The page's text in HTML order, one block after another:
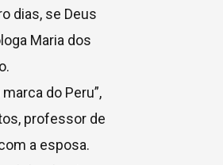
dias, se Deus
Maria dos
do Peru”,
professor de
a esposa.